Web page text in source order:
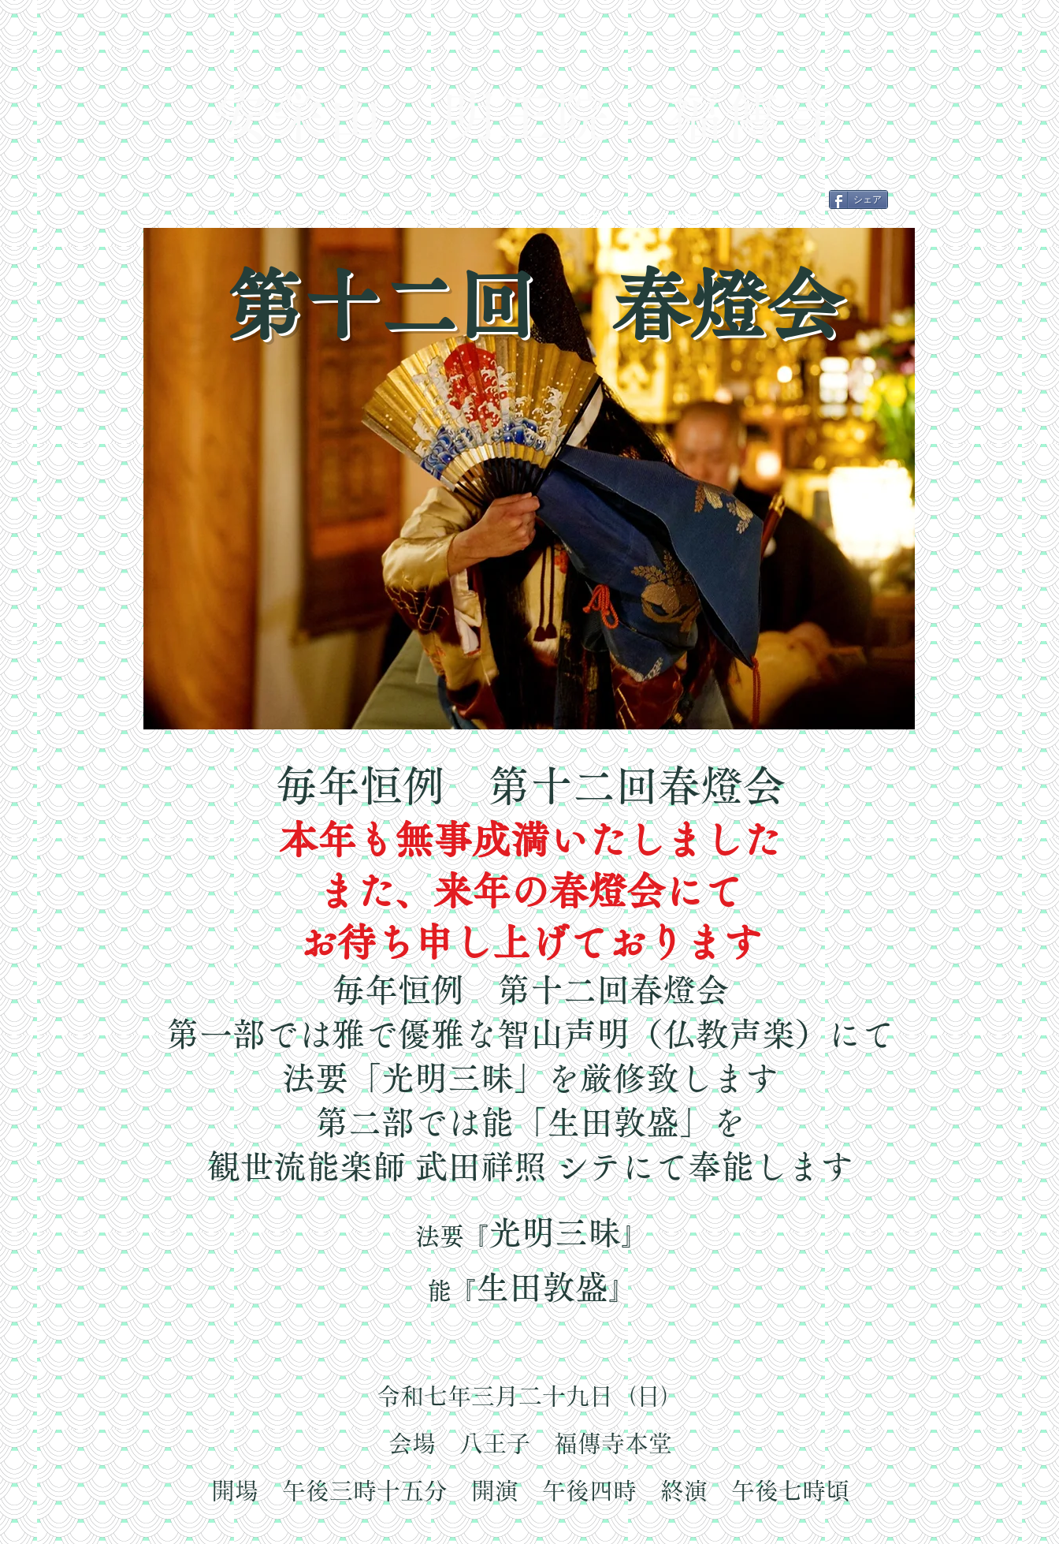
​安栄山 明王院 福傳寺
シェア
ホーム お寺の縁起 駅前写経会 春燈会-能と仏教の夕べ- 観月会 永代供養墓「燈」 問合せ先 アクセス
第十二回 春燈会
毎年恒例第十二回春燈会
本年も無事成満いたしました
また、来年の春燈会にて
​お待ち申し上げております
毎年恒例 第十二回春燈会
第一部では雅で優雅な智山声明（仏教声楽）にて
法要「光明三昧」を厳修致します
第二部では能「生田敦盛」を
観世流能楽師 武田祥照 シテにて奉能します
法要『光明三昧』
能『生田敦盛』
令和七年三月二十九日（日）
会場 八王子 福傳寺本堂
開場 午後三時十五分 開演 午後四時 終演 午後七時頃